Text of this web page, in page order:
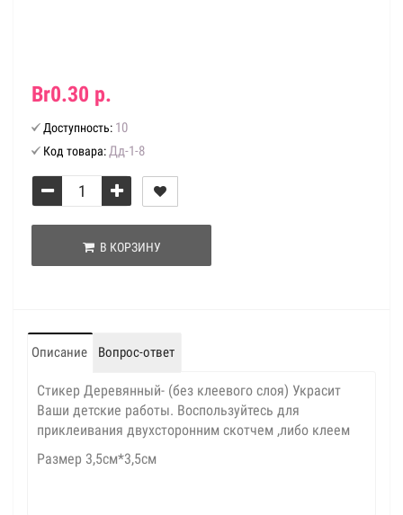
Br0.30 р.
Доступность: 10
Код товара:Дд-1-8
В КОРЗИНУ
Описание Вопрос-ответ
Стикер Деревянный- (без клеевого слоя) Украсит
Ваши детские работы. Воспользуйтесь для
приклеивания двухсторонним скотчем ,либо клеем
Размер 3,5см*3,5см